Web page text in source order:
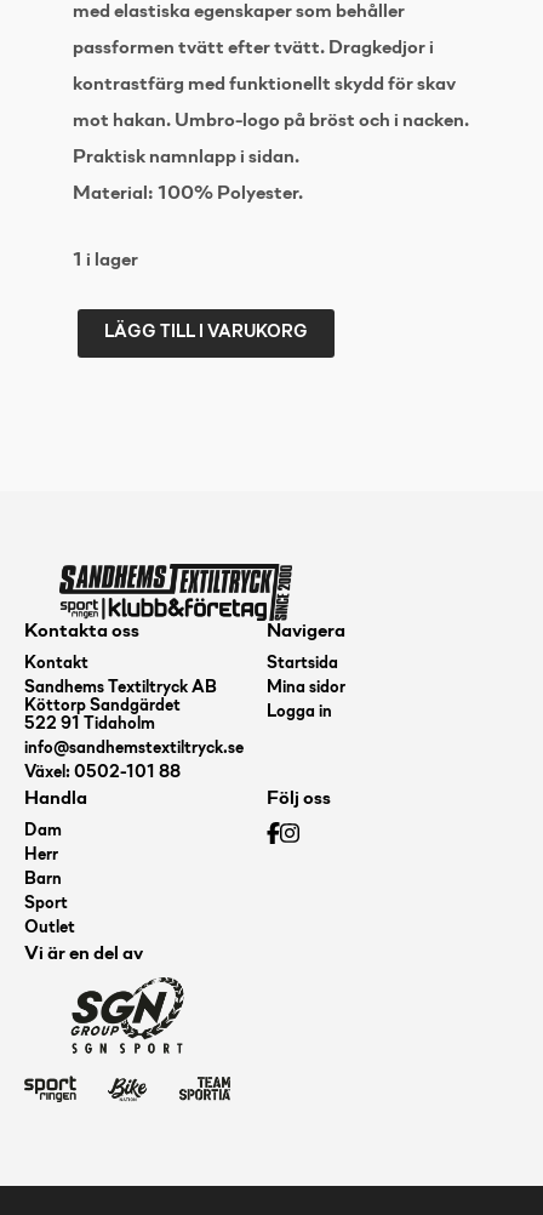
med elastiska egenskaper som behåller
passformen tvätt efter tvätt. Dragkedjor i
kontrastfärg med funktionellt skydd för skav
mot hakan. Umbro-logo på bröst och i nacken.
Praktisk namnlapp i sidan.
Material: 100% Polyester.
1 i lager
UMBRO
mängd
LÄGG TILL I VARUKORG
Kontakta oss
Kontakt
Sandhems Textiltryck AB
Köttorp Sandgärdet
522 91 Tidaholm
info@sandhemstextiltryck.se
Växel: 0502-101 88
Navigera
Startsida
Mina sidor
Logga in
Handla
Dam
Herr
Barn
Sport
Outlet
Följ oss
Vi är en del av